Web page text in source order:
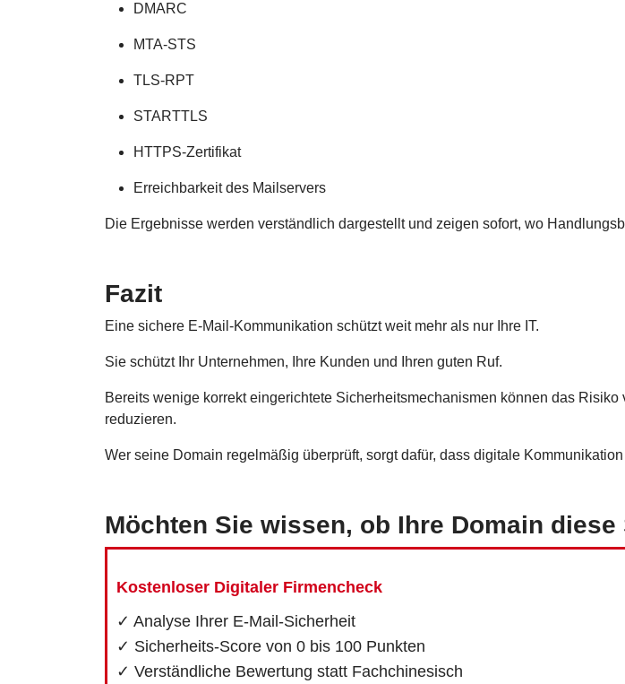
DMARC
MTA-STS
TLS-RPT
STARTTLS
HTTPS-Zertifikat
Erreichbarkeit des Mailservers
Die Ergebnisse werden verständlich dargestellt und zeigen sofort, wo
Fazit
Eine sichere E-Mail-Kommunikation schützt weit mehr als nur Ihre IT.
Sie schützt Ihr Unternehmen, Ihre Kunden und Ihren guten Ruf.
Bereits wenige korrekt eingerichtete Sicherheitsmechanismen können das
reduzieren.
Wer seine Domain regelmäßig überprüft, sorgt dafür, dass digitale
Möchten Sie wissen, ob Ihre Domain
Kostenloser Digitaler Firmencheck
✓ Analyse Ihrer E-Mail-Sicherheit
✓ Sicherheits-Score von 0 bis 100 Punkten
✓ Verständliche Bewertung statt Fachchinesisch